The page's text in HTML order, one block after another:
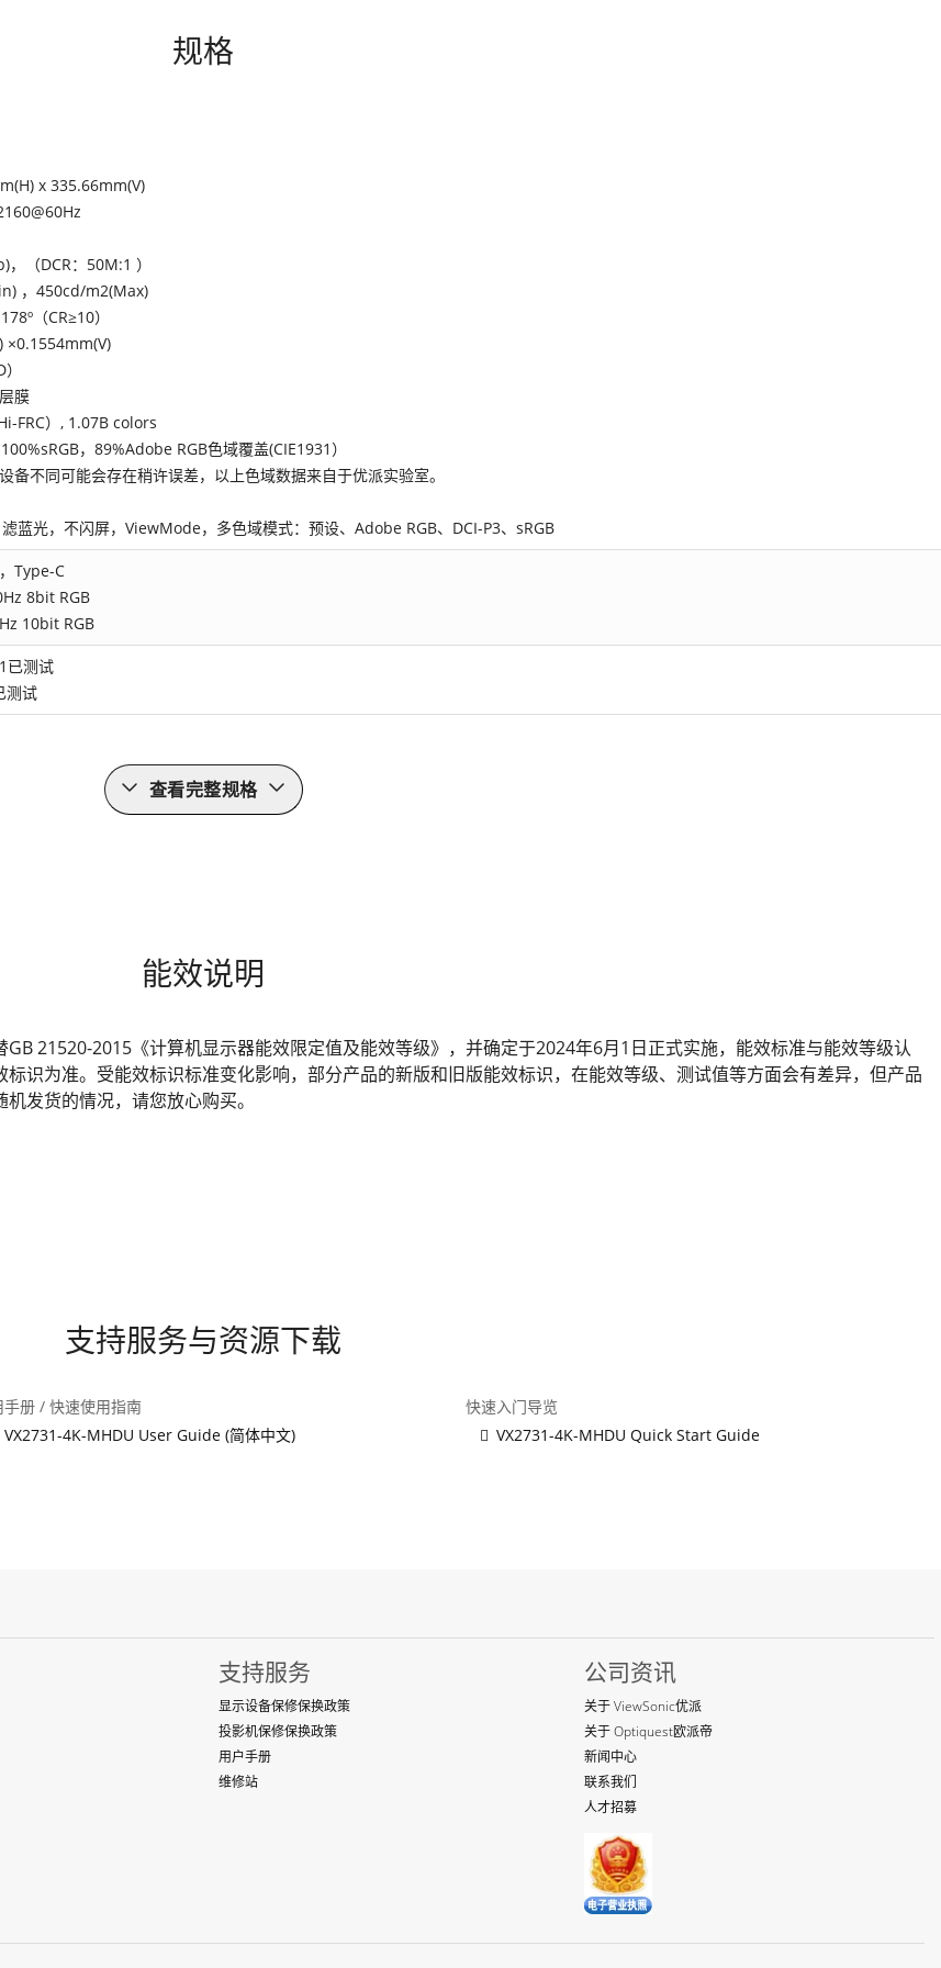
规格
x 335.66mm(V)
，（DCR：50M:1 ）
，450cd/m2(Max)
（CR≥10）
×0.1554mm(V)
膜
FRC）, 1.07B colors
，89%Adobe RGB色域覆盖(CIE1931）
备不同可能会存在稍许误差，以上色域数据来自于优派实验室。
蓝光，不闪屏，ViewMode，多色域模式：预设、Adobe RGB、DCI-P3、sRGB
Type-C
8bit RGB
10bit RGB
已测试
测试
查看完整规格
能效说明
21520-2015《计算机显示器能效限定值及能效等级》，并确定于2024年6月1日正式实施，能效标准与能效等级认
识为准。受能效标识标准变化影响，部分产品的新版和旧版能效标识，在能效等级、测试值等方面会有差异，但产品
发货的情况，请您放心购买。
支持服务与资源下载
手册 / 快速使用指南
VX2731-4K-MHDU User Guide (简体中文)
快速入门导览
VX2731-4K-MHDU Quick Start Guide
支持服务
显示设备保修保换政策
投影机保修保换政策
用户手册
维修站
公司资讯
关于 ViewSonic优派
关于 Optiquest欧派帝
新闻中心
联系我们
人才招募